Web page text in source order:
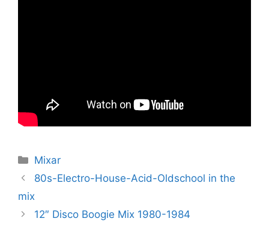
Kategorier
Mixar
80s-Electro-House-Acid-Oldschool in the
mix
12″ Disco Boogie Mix 1980-1984